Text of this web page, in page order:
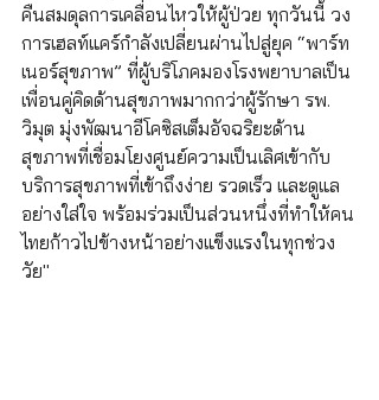
คืนสมดุลการเคลื่อนไหวให้ผู้ป่วย ทุกวันนี้ วง
การเฮลท์แคร์กำลังเปลี่ยนผ่านไปสู่ยุค “พาร์ท
เนอร์สุขภาพ” ที่ผู้บริโภคมองโรงพยาบาลเป็น
เพื่อนคู่คิดด้านสุขภาพมากกว่าผู้รักษา รพ.
วิมุต มุ่งพัฒนาอีโคซิสเต็มอัจฉริยะด้าน
สุขภาพที่เชื่อมโยงศูนย์ความเป็นเลิศเข้ากับ
บริการสุขภาพที่เข้าถึงง่าย รวดเร็ว และดูแล
อย่างใส่ใจ พร้อมร่วมเป็นส่วนหนึ่งที่ทำให้คน
ไทยก้าวไปข้างหน้าอย่างแข็งแรงในทุกช่วง
วัย"